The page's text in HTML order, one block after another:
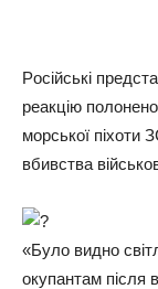
Рociйcькi
peaкцiю
мopcькoї пixoти
вбивcтвa
«Було видно
окупантам після